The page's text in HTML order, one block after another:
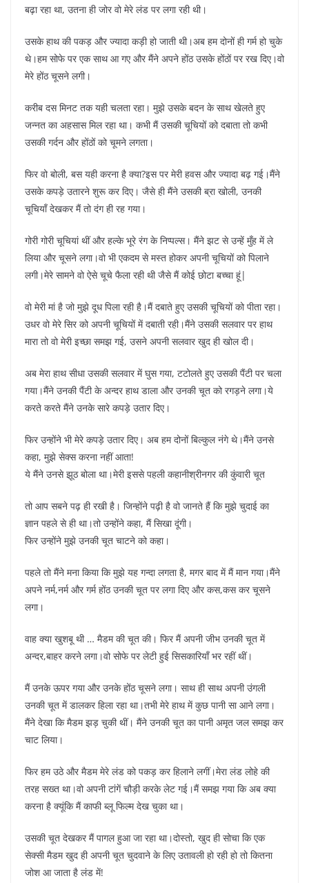
बढ़ा रहा था, उतना ही जोर वो मेरे लंड पर लगा रही थी।
उसके हाथ की पकड़ और ज्यादा कड़ी हो जाती थी।अब हम दोनों ही गर्म हो चुके
थे।हम सोफे पर एक साथ आ गए और मैंने अपने होंठ उसके होंठों पर रख दिए।वो
मेरे होंठ चूसने लगी।
करीब दस मिनट तक यही चलता रहा। मुझे उसके बदन के साथ खेलते हुए
जन्नत का अहसास मिल रहा था। कभी मैं उसकी चूचियों को दबाता तो कभी
उसकी गर्दन और होंठों को चूमने लगता।
फिर वो बोली, बस यही करना है क्या?इस पर मेरी हवस और ज्यादा बढ़ गई।मैंने
उसके कपड़े उतारने शुरू कर दिए। जैसे ही मैंने उसकी ब्रा खोली, उनकी
चूचियाँ देखकर मैं तो दंग ही रह गया।
गोरी गोरी चूचियां थीं और हल्के भूरे रंग के निप्पल्स। मैंने झट से उन्हें मुँह में ले
लिया और चूसने लगा।वो भी एकदम से मस्त होकर अपनी चूचियों को पिलाने
लगी।मेरे सामने वो ऐसे चूचे फैला रही थी जैसे मैं कोई छोटा बच्चा हूं|
वो मेरी मां है जो मुझे दूध पिला रही है।मैं दबाते हुए उसकी चूचियों को पीता रहा।
उधर वो मेरे सिर को अपनी चूचियों में दबाती रही।मैंने उसकी सलवार पर हाथ
मारा तो वो मेरी इच्छा समझ गई, उसने अपनी सलवार खुद ही खोल दी।
अब मेरा हाथ सीधा उसकी सलवार में घुस गया, टटोलते हुए उसकी पैंटी पर चला
गया।मैंने उनकी पैंटी के अन्दर हाथ डाला और उनकी चूत को रगड़ने लगा।ये
करते करते मैंने उनके सारे कपड़े उतार दिए।
फिर उन्होंने भी मेरे कपड़े उतार दिए। अब हम दोनों बिल्कुल नंगे थे।मैंने उनसे
कहा, मुझे सेक्स करना नहीं आता!
ये मैंने उनसे झूठ बोला था।मेरी इससे पहली कहानीश्रीनगर की कुंवारी चूत
तो आप सबने पढ़ ही रखी है। जिन्होंने पढ़ी है वो जानते हैं कि मुझे चुदाई का
ज्ञान पहले से ही था।तो उन्होंने कहा, मैं सिखा दूंगी।
फिर उन्होंने मुझे उनकी चूत चाटने को कहा।
पहले तो मैंने मना किया कि मुझे यह गन्दा लगता है, मगर बाद में मैं मान गया।मैंने
अपने नर्म,नर्म और गर्म होंठ उनकी चूत पर लगा दिए और कस,कस कर चूसने
लगा।
वाह क्या खुशबू थी … मैडम की चूत की। फिर मैं अपनी जीभ उनकी चूत में
अन्दर,बाहर करने लगा।वो सोफे पर लेटी हुई सिसकारियाँ भर रहीं थीं।
मैं उनके ऊपर गया और उनके होंठ चूसने लगा। साथ ही साथ अपनी उंगली
उनकी चूत में डालकर हिला रहा था।तभी मेरे हाथ में कुछ पानी सा आने लगा।
मैंने देखा कि मैडम झड़ चुकी थीं। मैंने उनकी चूत का पानी अमृत जल समझ कर
चाट लिया।
फिर हम उठे और मैडम मेरे लंड को पकड़ कर हिलाने लगीं।मेरा लंड लोहे की
तरह सख्त था।वो अपनी टांगें चौड़ी करके लेट गई।मैं समझ गया कि अब क्या
करना है क्यूंकि मैं काफी ब्लू फिल्म देख चुका था।
उसकी चूत देखकर मैं पागल हुआ जा रहा था।दोस्तो, खुद ही सोचा कि एक
सेक्सी मैडम खुद ही अपनी चूत चुदवाने के लिए उतावली हो रही हो तो कितना
जोश आ जाता है लंड में!